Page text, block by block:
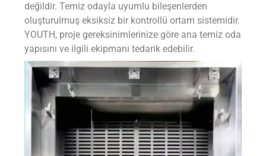
değildir. Temiz odayla uyumlu bileşenlerden
oluşturulmuş eksiksiz bir kontrollü ortam sistemidir.
YOUTH, proje gereksinimlerinize göre ana temiz oda
yapısını ve ilgili ekipmanı tedarik edebilir.